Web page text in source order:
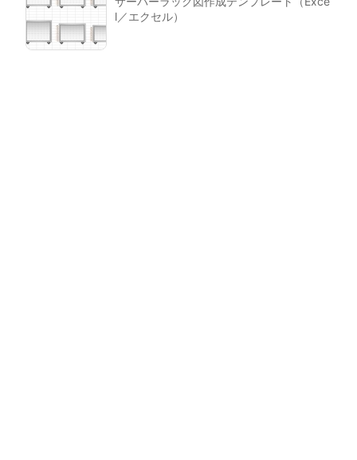
l／エクセル）